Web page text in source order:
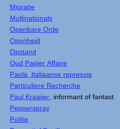
Migratie
Multinationals
Openbare Orde
Openheid
Opstand
Oud Papier Affaire
Paola, Italiaanse repressie
Particuliere Recherche
Paul Kraaijer , informant of fantast
Pepperspray
Politie